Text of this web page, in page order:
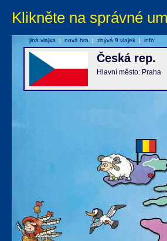
Klikněte na správné
Česká rep.
Hlavní město: Praha
jiná vlajka | nová hra | zbývá 9 vlajek | info